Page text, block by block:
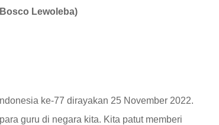
Lewoleba)
ke-77 dirayakan 25 November 2022.
guru di negara kita. Kita patut memberi